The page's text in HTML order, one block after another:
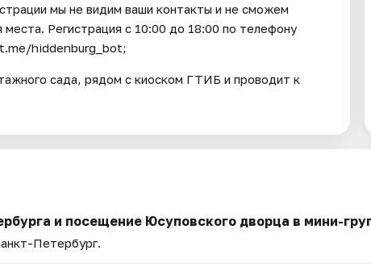
мы не видим ваши контакты и не сможем
Регистрация с 10:00 до 18:00 по телефону
hiddenburg_bot;
сада, рядом с киоском ГТИБ и проводит к
и посещение Юсуповского дворца в мини-
Петербург.